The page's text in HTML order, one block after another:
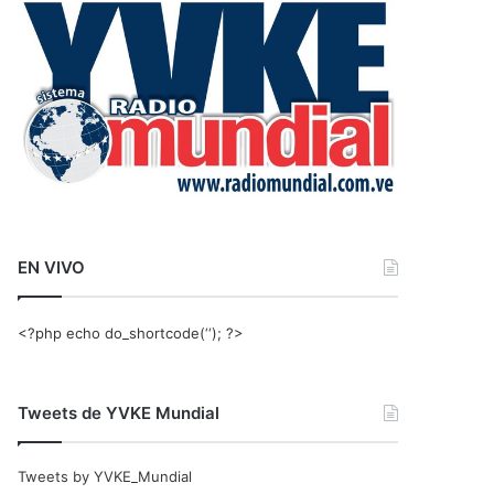
r
EN VIVO
<?php echo do_shortcode(‘‘); ?>
Tweets de YVKE Mundial
Tweets by YVKE_Mundial